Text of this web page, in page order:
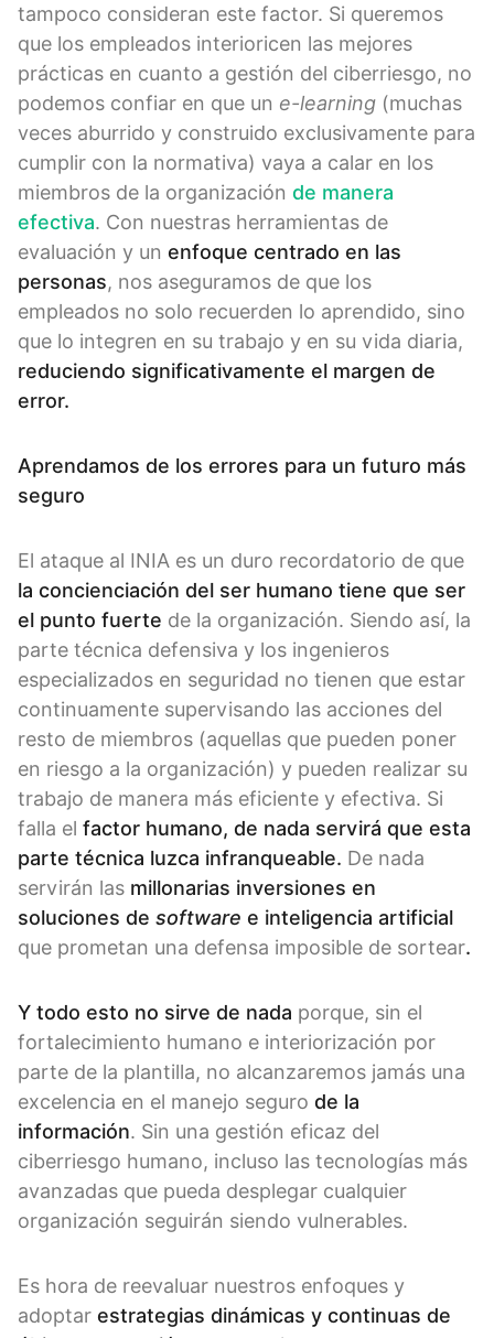
tampoco consideran este factor. Si queremos
que los empleados interioricen las mejores
prácticas en cuanto a gestión del ciberriesgo, no
podemos confiar en que un e-learning (muchas
veces aburrido y construido exclusivamente para
cumplir con la normativa) vaya a calar en los
miembros de la organización de manera
efectiva. Con nuestras herramientas de
evaluación y un enfoque centrado en las
personas, nos aseguramos de que los
empleados no solo recuerden lo aprendido, sino
que lo integren en su trabajo y en su vida diaria,
reduciendo significativamente el margen de
error.
Aprendamos de los errores para un futuro más
seguro
El ataque al INIA es un duro recordatorio de que
la concienciación del ser humano tiene que ser
el punto fuerte de la organización. Siendo así, la
parte técnica defensiva y los ingenieros
especializados en seguridad no tienen que estar
continuamente supervisando las acciones del
resto de miembros (aquellas que pueden poner
en riesgo a la organización) y pueden realizar su
trabajo de manera más eficiente y efectiva. Si
falla el factor humano, de nada servirá que esta
parte técnica luzca infranqueable. De nada
servirán las millonarias inversiones en
soluciones de software e inteligencia artificial
que prometan una defensa imposible de sortear.
Y todo esto no sirve de nada porque, sin el
fortalecimiento humano e interiorización por
parte de la plantilla, no alcanzaremos jamás una
excelencia en el manejo seguro de la
información. Sin una gestión eficaz del
ciberriesgo humano, incluso las tecnologías más
avanzadas que pueda desplegar cualquier
organización seguirán siendo vulnerables.
Es hora de reevaluar nuestros enfoques y
adoptar estrategias dinámicas y continuas de